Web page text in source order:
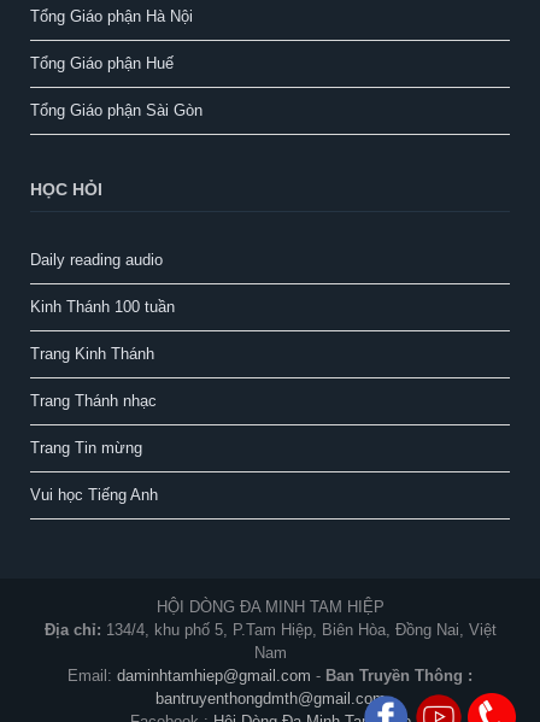
Tổng Giáo phận Hà Nội
Tổng Giáo phận Huế
Tổng Giáo phận Sài Gòn
HỌC HỎI
Daily reading audio
Kinh Thánh 100 tuần
Trang Kinh Thánh
Trang Thánh nhạc
Trang Tin mừng
Vui học Tiếng Anh
HỘI DÒNG ĐA MINH TAM HIỆP
Địa chỉ: 134/4, khu phố 5, P.Tam Hiệp, Biên Hòa, Đồng Nai, Việt
Nam
Email: daminhtamhiep@gmail.com - Ban Truyền Thông :
bantruyenthongdmth@gmail.com